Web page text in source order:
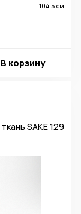
104,5 см
В корзину
SAKE 129